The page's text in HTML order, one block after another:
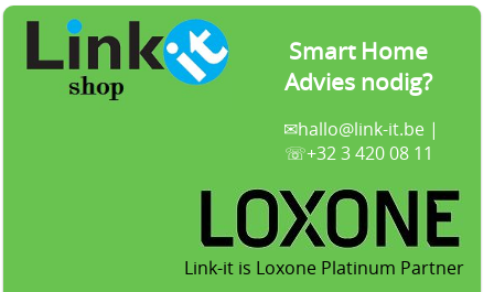
Smart Home
Advies nodig?
✉hallo@link-it.be|
☏+32 3 420 08 11
Link-it is Loxone Platinum Partner